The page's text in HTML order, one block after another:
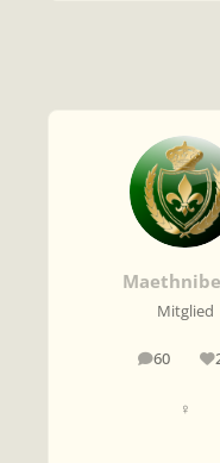
Mitglied
60
Beiträge
♀